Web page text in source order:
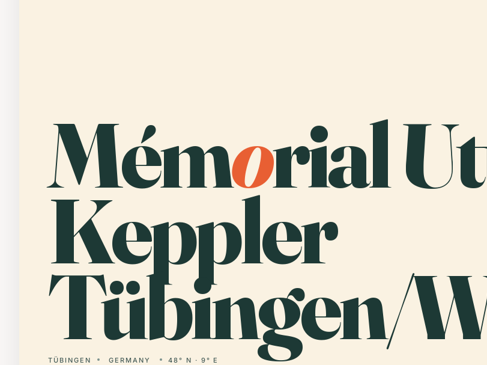
Mémorial
Keppler
Tübingen/
TÜBINGEN GERMANY 48° N · 9° E